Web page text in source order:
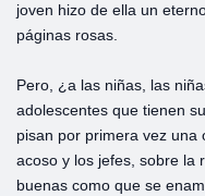
joven hizo de ella un
páginas rosas.
Pero, ¿a las niñas, las
adolescentes que tienen
pisan por primera vez una
acoso y los jefes, sobre la
buenas como que se